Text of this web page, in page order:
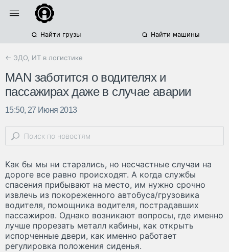
Найти грузы Найти машины
← ЭДО, ИТ в логистике
MAN заботится о водителях и
пассажирах даже в случае аварии
15:50, 27 Июня 2013
Как бы мы ни старались, но несчастные случаи на
дороге все равно происходят. А когда службы
спасения прибывают на место, им нужно срочно
извлечь из покореженного автобуса/грузовика
водителя, помощника водителя, пострадавших
пассажиров. Однако возникают вопросы, где именно
лучше прорезать металл кабины, как открыть
испорченные двери, как именно работает
регулировка положения сиденья.